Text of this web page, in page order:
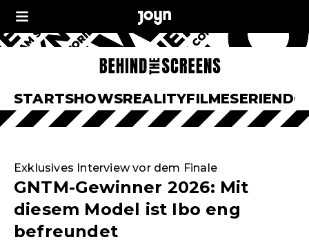
STARTSHOWSREALITYFILMESERIEN
Exklusives Interview vor dem Finale
GNTM-Gewinner 2026: Mit
diesem Model ist Ibo eng
befreundet